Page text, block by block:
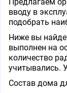
вводу в
подобрать
Ниже вы
выполнен на
количество
учитывались.
Состав дома